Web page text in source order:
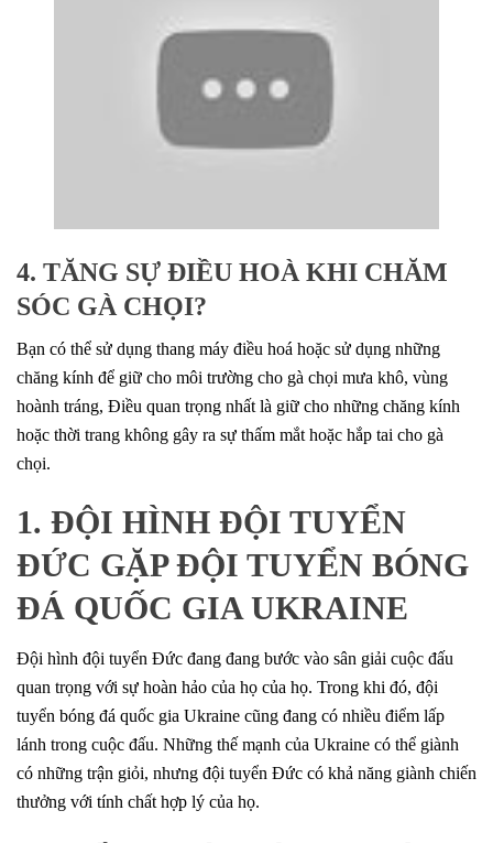
4. TĂNG SỰ ĐIỀU HOÀ KHI CHĂM
SÓC GÀ CHỌI?
Bạn có thể sử dụng thang máy điều hoá hoặc sử dụng những
chăng kính để giữ cho môi trường cho gà chọi mưa khô, vùng
hoành tráng, Điều quan trọng nhất là giữ cho những chăng kính
hoặc thời trang không gây ra sự thấm mắt hoặc hắp tai cho gà
chọi.
1. ĐỘI HÌNH ĐỘI TUYỂN
ĐỨC GẶP ĐỘI TUYỂN BÓNG
ĐÁ QUỐC GIA UKRAINE
Đội hình đội tuyển Đức đang đang bước vào sân giải cuộc đấu
quan trọng với sự hoàn hảo của họ của họ. Trong khi đó, đội
tuyển bóng đá quốc gia Ukraine cũng đang có nhiều điểm lấp
lánh trong cuộc đấu. Những thế mạnh của Ukraine có thể giành
có những trận giỏi, nhưng đội tuyển Đức có khả năng giành chiến
thưởng với tính chất hợp lý của họ.